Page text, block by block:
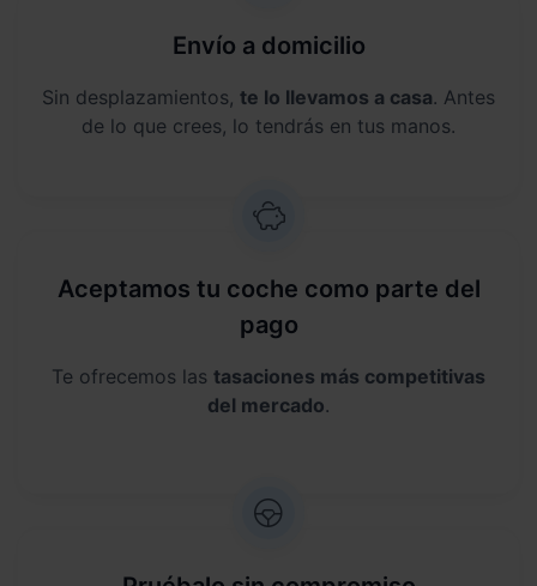
Envío a domicilio
Sin desplazamientos, te lo llevamos a casa. Antes
de lo que crees, lo tendrás en tus manos.
Aceptamos tu coche como parte del
pago
Te ofrecemos las tasaciones más competitivas
del mercado.